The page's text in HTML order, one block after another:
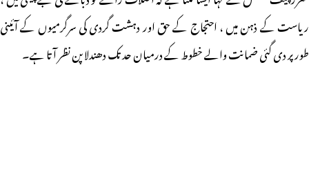
ریاست کے ذہن میں ، احتجاج کے حق اور دہشت گردی کی سرگرمیوں کے آئینی
طور پر دی گئی ضمانت والے خطوط کے درمیان حد تک دھندلا پن نظر آتا ہے۔